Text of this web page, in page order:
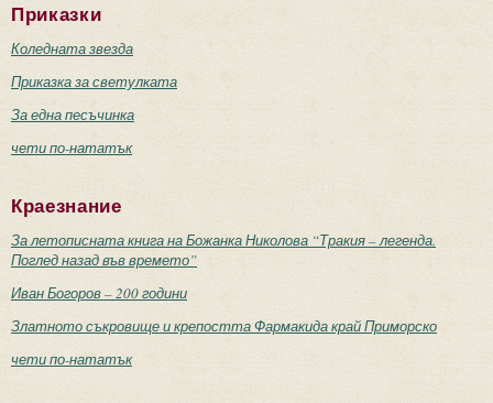
Приказки
Коледната звезда
Приказка за светулката
За една песъчинка
чети по-нататък
Краезнание
За летописната книга на Божанка Николова “Тракия – легенда.
Поглед назад във времето”
Иван Богоров – 200 години
Златното съкровище и крепостта Фармакида край Приморско
чети по-нататък